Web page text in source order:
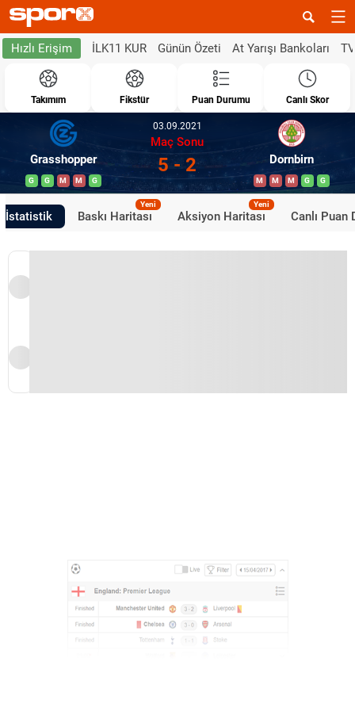
Hızlı Erişim İLK11 KUR Günün Özeti At Yarışı Bankoları
Takımım Fikstür Puan Durumu Canlı Skor
Grasshopper
G G M M G
03.09.2021
Maç Sonu
5 - 2 Dornbirn
M M M G G
İstatistik Baskı Haritası
Yeni
Aksiyon Haritası
Yeni
Canlı Puan